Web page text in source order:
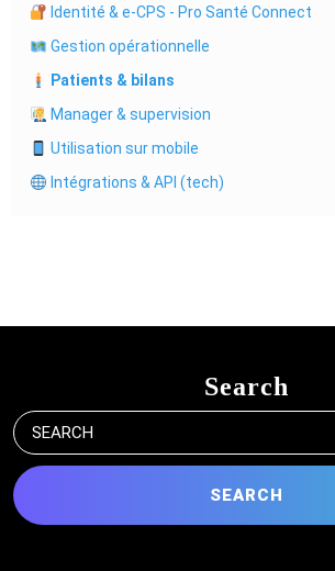
Identité & e-CPS - Pro Santé Connect
Gestion opérationnelle
Patients & bilans
Manager & supervision
Utilisation sur mobile
Intégrations & API (tech)
Search
Search
for: